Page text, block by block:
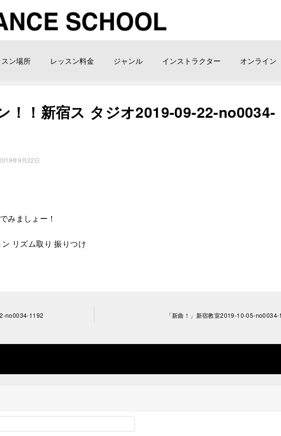
スン場所 レッスン料金 ジャンル インストラクター オンライン
！！新宿ス タジオ2019-09-22-no0034-
年9月22日
みましょー！
リズム取り 振りつけ
no0034-1192 「新曲！」新宿教室2019-10-05-­